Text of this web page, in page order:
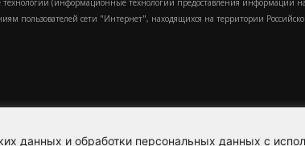
данных и обработки персональных данных с
пользователей сети "Интернет", находящихся на территории